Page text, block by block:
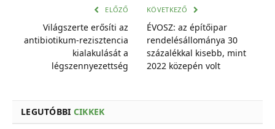
ELŐZŐ
Világszerte erősíti az
antibiotikum-rezisztencia
kialakulását a
légszennyezettség
KÖVETKEZŐ
ÉVOSZ: az építőipar
rendelésállománya 30
százalékkal kisebb, mint
2022 közepén volt
LEGUTÓBBI CIKKEK